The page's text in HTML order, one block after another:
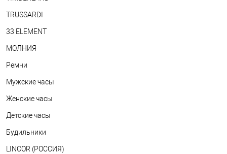
TRUSSARDI
33 ELEMENT
МОЛНИЯ
Ремни
Мужские часы
Женские часы
Детские часы
Будильники
LINCOR (РОССИЯ)